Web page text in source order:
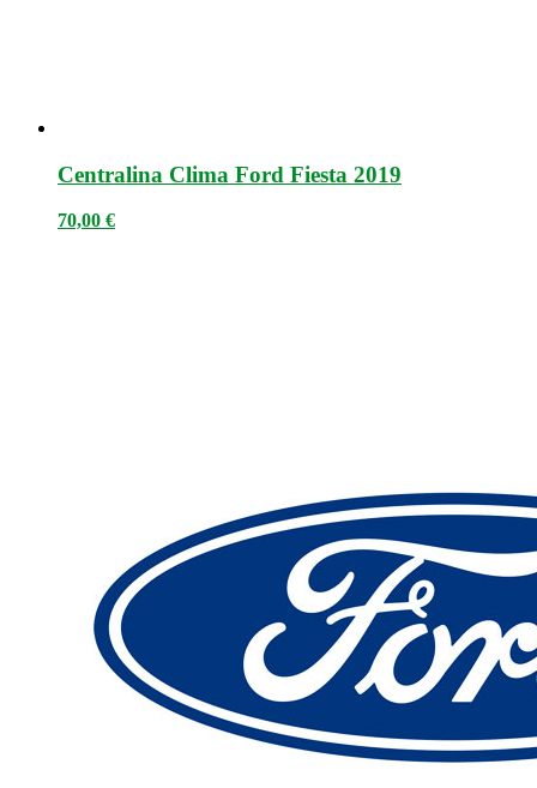
Centralina Clima Ford Fiesta 2019
70,00 €